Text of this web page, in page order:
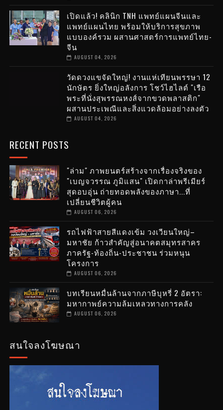
เปิดแล้ว! คลินิก TNH แพทย์แผนจีนและ
แพทย์แผนไทย พร้อมให้บริการสุขภาพ
แบบองค์รวม ผสานศาสตร์การแพทย์ไทย-
จีน
AUGUST 04, 2026
วัดดวงแขจัดใหญ่! งานแห่เทียนพรรษา 12
นักษัตร ยิ่งใหญ่อลังการ โชว์ไฮไลต์ "เรือ
พระที่นั่งสุพรรณหงส์จากขวดพลาสติก"
ผสานประเพณีและสิ่งแวดล้อมอย่างลงตัว
AUGUST 04, 2026
RECENT POSTS
"ล่าม" ภาพยนตร์สร้างจากเรื่องจริงของ
"เบญจวรรณ ภูมิแสน" เปิดกาล่าพรีเมียร์
สุดอบอุ่น ถ่ายทอดพลังของภาษา...ที่
เปลี่ยนชีวิตผู้คน
AUGUST 06, 2026
รถไฟฟ้าสายสีแดงเข้ม วงเวียนใหญ่–
มหาชัย ก้าวสำคัญสู่อนาคตสมุทรสาคร
ภาครัฐ-ท้องถิ่น-ประชาชน ร่วมหนุน
โครงการ
AUGUST 06, 2026
บทเรียนหมื่นล้านจากภาษีบุหรี่ 2 อัตรา:
มหากาพย์ความล้มเหลวทางการคลัง
AUGUST 06, 2026
สนใจลงโฆษณา